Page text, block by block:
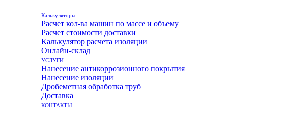
Калькуляторы
Расчет кол-ва машин по массе и объему
Расчет стоимости доставки
Калькулятор расчета изоляции
Онлайн-склад
УСЛУГИ
Нанесение антикоррозионного покрытия
Нанесение изоляции
Дробеметная обработка труб
Доставка
КОНТАКТЫ